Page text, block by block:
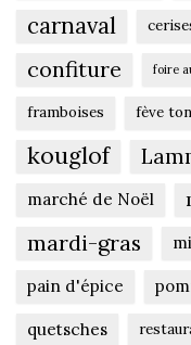
carnaval
confiture foire
framboises fève
kouglof
marché de Noël
mardi-gras
pain d'épice
quetsches